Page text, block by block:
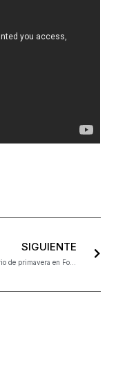
SIGUIENTE
Nuevo horario de primavera en Formulacero Arroyosur